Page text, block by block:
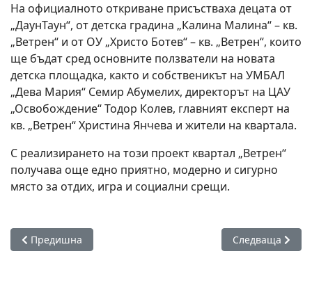
На официалното откриване присъстваха децата от
„ДаунТаун“, от детска градина „Калина Малина“ – кв.
„Ветрен“ и от ОУ „Христо Ботев“ – кв. „Ветрен“, които
ще бъдат сред основните ползватели на новата
детска площадка, както и собственикът на УМБАЛ
„Дева Мария“ Семир Абумелих, директорът на ЦАУ
„Освобождение“ Тодор Колев, главният експерт на
кв. „Ветрен“ Христина Янчева и жители на квартала.
С реализирането на този проект квартал „Ветрен“
получава още едно приятно, модерно и сигурно
място за отдих, игра и социални срещи.
Предишна статия: Община Бургас иска от държавата
Предишна Следваща
Следваща